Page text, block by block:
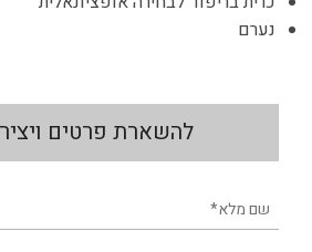
נערם
להשארת פרטים